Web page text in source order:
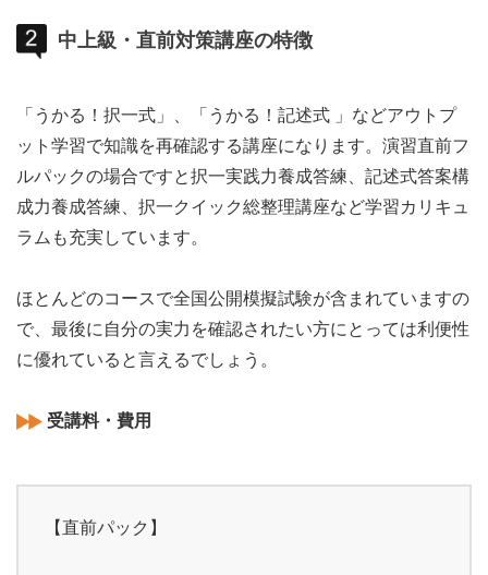
中上級・直前対策講座の特徴
「うかる！択一式」、「うかる！記述式 」などアウトプ
ット学習で知識を再確認する講座になります。演習直前フ
ルパックの場合ですと択一実践力養成答練、記述式答案構
成力養成答練、択一クイック総整理講座など学習カリキュ
ラムも充実しています。
ほとんどのコースで全国公開模擬試験が含まれていますの
で、最後に自分の実力を確認されたい方にとっては利便性
に優れていると言えるでしょう。
受講料・費用
【直前パック】